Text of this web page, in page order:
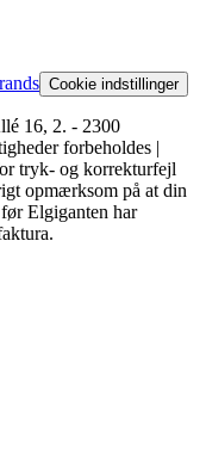
Cookie indstillinger
16, 2. - 2300
forbeholdes |
tryk- og korrekturfejl
opmærksom på at din
Elgiganten har